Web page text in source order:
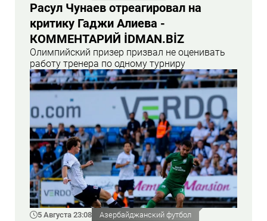
Расул Чунаев отреагировал на
критику Гаджи Алиева -
КОММЕНТАРИЙ İDMAN.BİZ
Олимпийский призер призвал не оценивать
работу тренера по одному турниру
5 Августа 23:08 Азербайджанский футбол